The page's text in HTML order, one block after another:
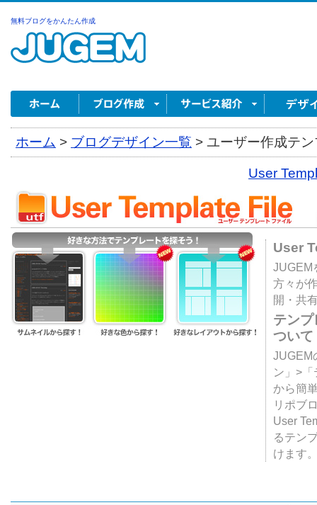
無料ブログをかんたん作成
ホーム > ブログデザイン一覧 > ユーザー作成テ
User
User
JUGEM
方々が
開・共
テン
ついて
JUGEM
ン」>
から簡
リポブ
User
るテン
けます